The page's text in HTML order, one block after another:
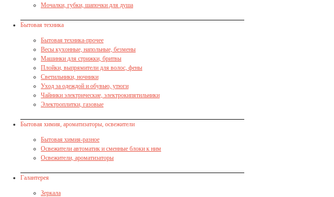
Мочалки, губки, шапочки для душа
Бытовая техника
Бытовая техника-прочее
Весы кухонные, напольные, безмены
Машинки для стрижки, бритвы
Плойки, выпрямители для волос, фены
Светильники, ночники
Уход за одеждой и обувью, утюги
Чайники электрические, электрокипятильники
Электроплитки, газовые
Бытовая химия, ароматизаторы, освежители
Бытовая химия-разное
Освежители автоматик и сменные блоки к ним
Освежители, ароматизаторы
Галантерея
Зеркала